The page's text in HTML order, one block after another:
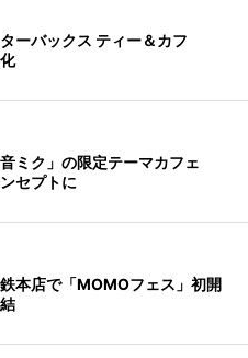
ーバックス ティー＆カフ
ミク」の限定テーマカフェ
セプトに
本店で「MOMOフェス」初開